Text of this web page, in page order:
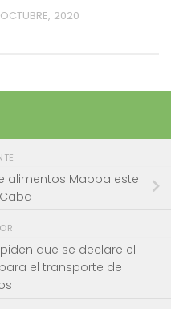
2020
alimentos Mappa este
que se declare el
el transporte de